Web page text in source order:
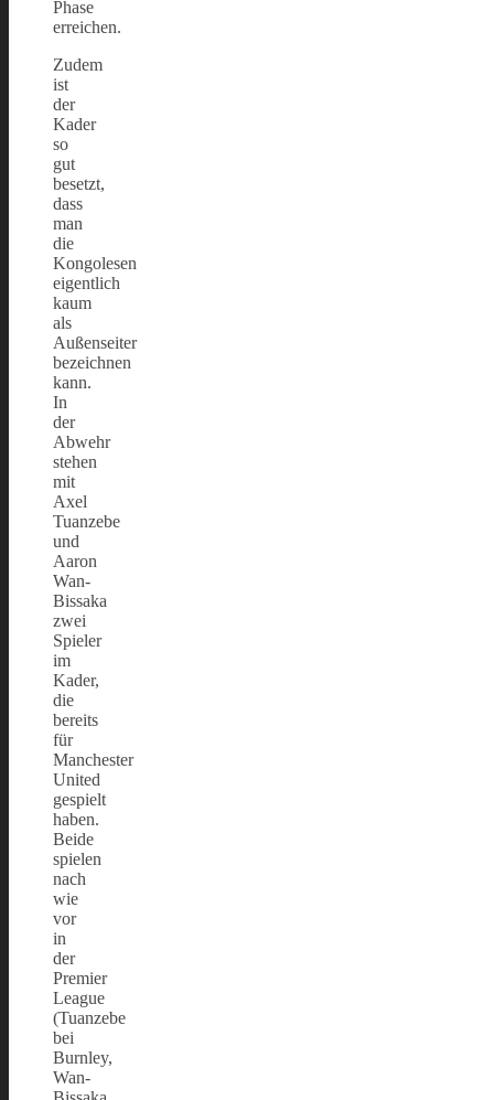
Phase
erreichen.
Zudem
ist
der
Kader
so
gut
besetzt,
dass
man
die
Kongolesen
eigentlich
kaum
als
Außenseiter
bezeichnen
kann.
In
der
Abwehr
stehen
mit
Axel
Tuanzebe
und
Aaron
Wan-
Bissaka
zwei
Spieler
im
Kader,
die
bereits
für
Manchester
United
gespielt
haben.
Beide
spielen
nach
wie
vor
in
der
Premier
League
(Tuanzebe
bei
Burnley,
Wan-